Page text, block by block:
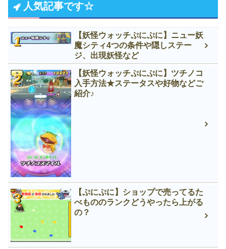
人気記事です☆
【妖怪ウォッチぷにぷに】ニュー妖
魔シティ4つの条件や隠しステー
ジ、出現妖怪など
【妖怪ウォッチぷにぷに】ツチノコ
入手方法★ステータスや好物などご
紹介♪
【ぷにぷに】ショップで売ってるた
べもののランクどうやったら上がる
の？